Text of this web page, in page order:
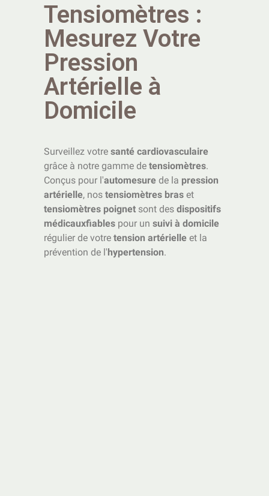
Tensiomètres :
Mesurez Votre
Pression
Artérielle à
Domicile
Surveillez votre santé cardiovasculaire
grâce à notre gamme de tensiomètres.
Conçus pour l'automesurede la pression
artérielle, nos tensiomètres braset
tensiomètres poignetsont des dispositifs
médicauxfiablespour un suivi à domicile
régulier de votre tension artérielleet la
prévention de l' hypertension.